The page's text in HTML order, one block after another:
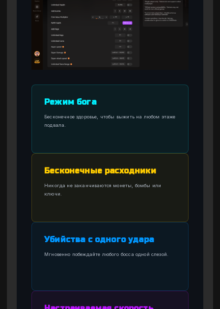
Режим бога
Бесконечное здоровье, чтобы выжить на любом этаже
подвала.
Бесконечные расходники
Никогда не заканчиваются монеты, бомбы или
ключи.
Убийства с одного удара
Мгновенно побеждайте любого босса одной слезой.